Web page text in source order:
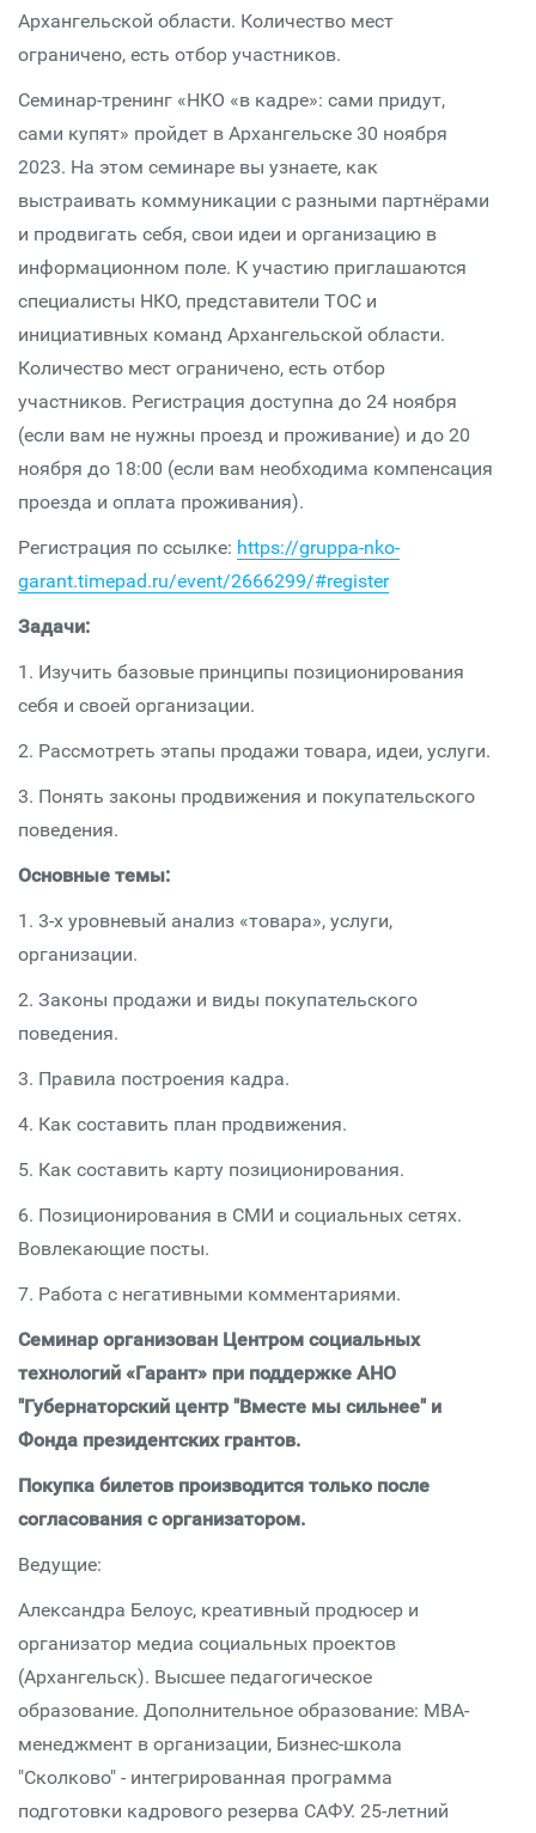
Архангельской области. Количество мест
ограничено, есть отбор участников.
Семинар-тренинг «НКО «в кадре»: сами придут,
сами купят» пройдет в Архангельске 30 ноября
2023. На этом семинаре вы узнаете, как
выстраивать коммуникации с разными партнёрами
и продвигать себя, свои идеи и организацию в
информационном поле. К участию приглашаются
специалисты НКО, представители ТОС и
инициативных команд Архангельской области.
Количество мест ограничено, есть отбор
участников. Регистрация доступна до 24 ноября
(если вам не нужны проезд и проживание) и до 20
ноября до 18:00 (если вам необходима компенсация
проезда и оплата проживания).
Регистрация по ссылке: https://gruppa-nko-
garant.timepad.ru/event/2666299/#register
Задачи:
1. Изучить базовые принципы позиционирования
себя и своей организации.
2. Рассмотреть этапы продажи товара, идеи, услуги.
3. Понять законы продвижения и покупательского
поведения.
Основные темы:
1. 3-х уровневый анализ «товара», услуги,
организации.
2. Законы продажи и виды покупательского
поведения.
3. Правила построения кадра.
4. Как составить план продвижения.
5. Как составить карту позиционирования.
6. Позиционирования в СМИ и социальных сетях.
Вовлекающие посты.
7. Работа с негативными комментариями.
Семинар организован Центром социальных
технологий «Гарант» при поддержке АНО
"Губернаторский центр "Вместе мы сильнее" и
Фонда президентских грантов.
Покупка билетов производится только после
согласования с организатором.
Ведущие:
Александра Белоус, креативный продюсер и
организатор медиа социальных проектов
(Архангельск). Высшее педагогическое
образование. Дополнительное образование: MBA-
менеджмент в организации, Бизнес-школа
"Сколково" - интегрированная программа
подготовки кадрового резерва САФУ. 25-летний